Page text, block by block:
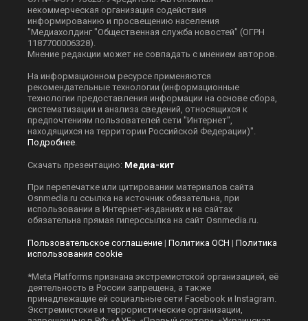
некоммерческая организация содействия
информированию и просвещению населения
"Медиахолдинг "Общественная служба новостей" (ОГРН
1187700006328).
Мнение редакции может не совпадать с мнением авторов.
На информационном ресурсе применяются
рекомендательные технологии (информационные
технологии предоставления информации на основе сбора,
систематизации и анализа сведений, относящихся к
предпочтениям пользователей сети "Интернет",
находящихся на территории Российской Федерации)".
Подробнее.
Скачать презентацию: Медиа-кит
При перепечатке или цитировании материалов сайта
Оsnmedia.ru ссылка на источник обязательна, при
использовании в Интернет-изданиях и на сайтах
обязательна прямая гиперссылка на сайт Оsnmedia.ru.
Пользовательское соглашение | Политика ОСН | Политика
использования cookie
*Meta Platforms признана экстремистской организацией, её
деятельность в России запрещена, а также
принадлежащие ей социальные сети Facebook и Instagram.
Экстремистские и террористические организации,